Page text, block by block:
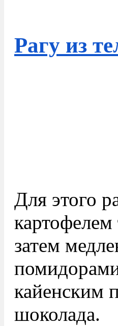
Рагу из
Для этого
картофелем
затем
кайенским
шоколада.